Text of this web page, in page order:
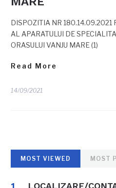
DISPOZITIA NR 180.14.09.2021
AL APARATULUI DE
ORASULUI VANJU MARE (1)
Read More
14/09/2021
MOST VIEWED MOST
LOCALIZARE/